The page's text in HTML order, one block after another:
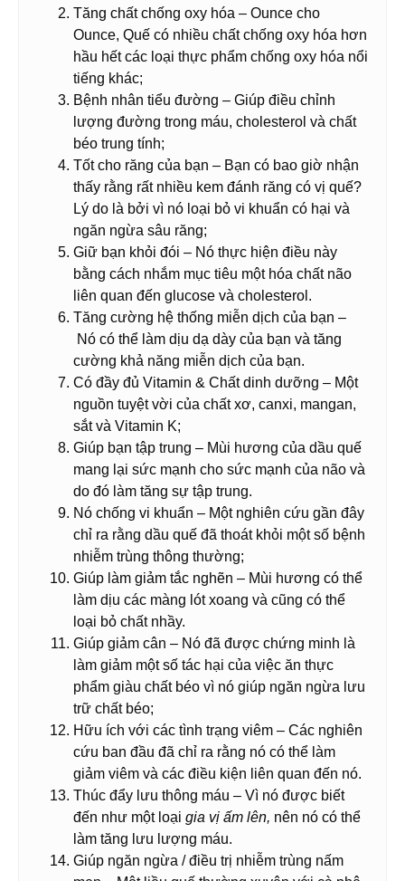
Tăng chất chống oxy hóa – Ounce cho
Ounce, Quế có nhiều chất chống oxy hóa hơn
hầu hết các loại thực phẩm chống oxy hóa nổi
tiếng khác;
Bệnh nhân tiểu đường – Giúp điều chỉnh
lượng đường trong máu, cholesterol và chất
béo trung tính;
Tốt cho răng của bạn – Bạn có bao giờ nhận
thấy rằng rất nhiều kem đánh răng có vị quế?
Lý do là bởi vì nó loại bỏ vi khuẩn có hại và
ngăn ngừa sâu răng;
Giữ bạn khỏi đói – Nó thực hiện điều này
bằng cách nhắm mục tiêu một hóa chất não
liên quan đến glucose và cholesterol.
Tăng cường hệ thống miễn dịch của bạn –
Nó có thể làm dịu dạ dày của bạn và tăng
cường khả năng miễn dịch của bạn.
Có đầy đủ Vitamin & Chất dinh dưỡng – Một
nguồn tuyệt vời của chất xơ, canxi, mangan,
sắt và Vitamin K;
Giúp bạn tập trung – Mùi hương của dầu quế
mang lại sức mạnh cho sức mạnh của não và
do đó làm tăng sự tập trung.
Nó chống vi khuẩn – Một nghiên cứu gần đây
chỉ ra rằng dầu quế đã thoát khỏi một số bệnh
nhiễm trùng thông thường;
Giúp làm giảm tắc nghẽn – Mùi hương có thể
làm dịu các màng lót xoang và cũng có thể
loại bỏ chất nhầy.
Giúp giảm cân – Nó đã được chứng minh là
làm giảm một số tác hại của việc ăn thực
phẩm giàu chất béo vì nó giúp ngăn ngừa lưu
trữ chất béo;
Hữu ích với các tình trạng viêm – Các nghiên
cứu ban đầu đã chỉ ra rằng nó có thể làm
giảm viêm và các điều kiện liên quan đến nó.
Thúc đẩy lưu thông máu – Vì nó được biết
đến như một loại gia vị ấm lên, nên nó có thể
làm tăng lưu lượng máu.
Giúp ngăn ngừa / điều trị nhiễm trùng nấm